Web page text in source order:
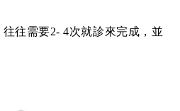
往需要2- 4次就診來完成，並